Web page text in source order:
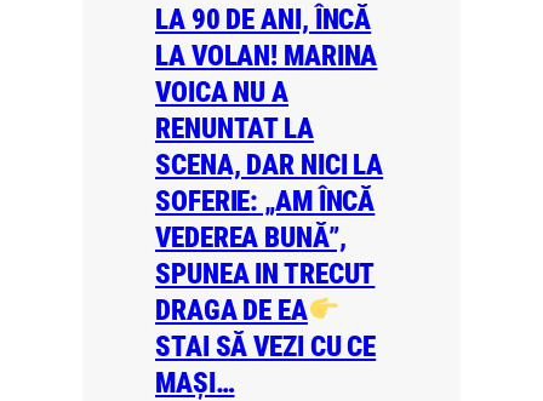
LA 90 DE ANI, ÎNCĂ
LA VOLAN! MARINA
VOICA NU A
RENUNTAT LA
SCENA, DAR NICI LA
SOFERIE: „AM ÎNCĂ
VEDEREA BUNĂ”,
SPUNEA IN TRECUT
DRAGA DE EA
STAI SĂ VEZI CU CE
MAȘI…